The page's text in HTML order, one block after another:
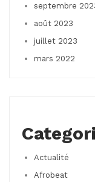
septembre
août 2023
juillet 2023
mars 2022
Actualité
Afrobeat